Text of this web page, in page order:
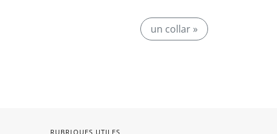
un collar »
RUBRIQUES UTILES